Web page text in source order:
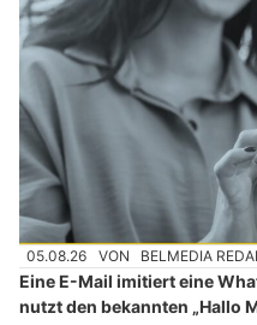
05.08.26 VON BELMEDIA
Eine E-Mail imitiert eine
nutzt den bekannten „Hallo